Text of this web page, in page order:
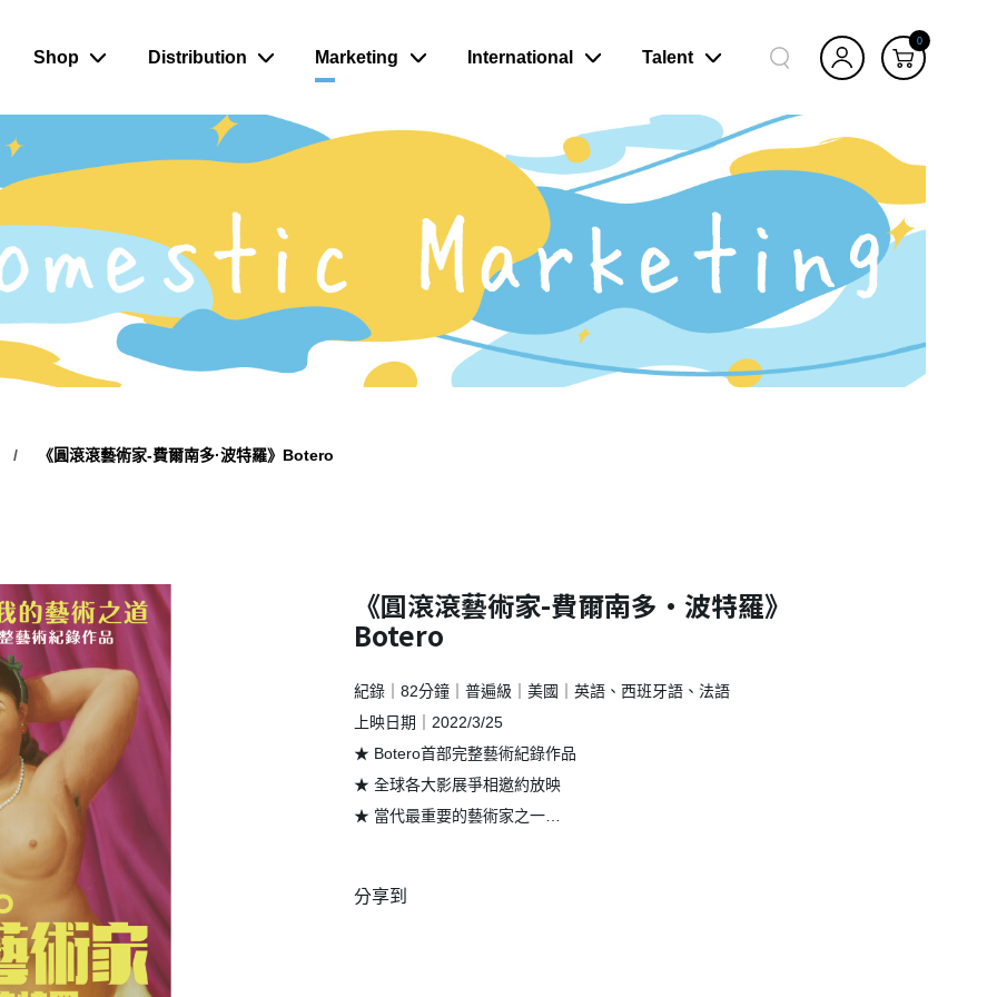
0
Shop Distribution Marketing International Talent
《圓滾滾藝術家-費爾南多·波特羅》Botero
《圓滾滾藝術家-費爾南多·波特羅》
Botero
紀錄｜82分鐘｜普遍級｜美國｜英語、西班牙語、法語
上映日期｜2022/3/25
★ Botero首部完整藝術紀錄作品
★ 全球各大影展爭相邀約放映
★ 當代最重要的藝術家之一
分享到